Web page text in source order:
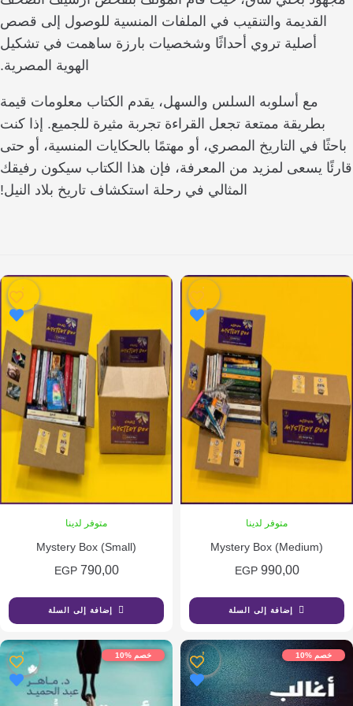
والتنقيب في الملفات المنسية للوصول إلى قصص
أصلية تروي أحداثًا وشخصيات بارزة ساهمت في تشكيل
الهوية المصرية.
مع أسلوبه السلس والسهل، يقدم الكتاب معلومات قيمة
ممتعة تجعل القراءة تجربة مثيرة للجميع. إذا كنت
في التاريخ المصري، أو مهتمًا بالحكايات المنسية، أو حتى
يسعى لمزيد من المعرفة، فإن هذا الكتاب سيكون رفيقك
المثالي في رحلة استكشاف تاريخ بلاد النيل!
متوفر لدينا
Mystery Box
990,00
EGP
إضافة إلى السلة
متوفر لدينا
Mystery Box (Small)
790,00
EGP
إضافة إلى السلة
خصم %10